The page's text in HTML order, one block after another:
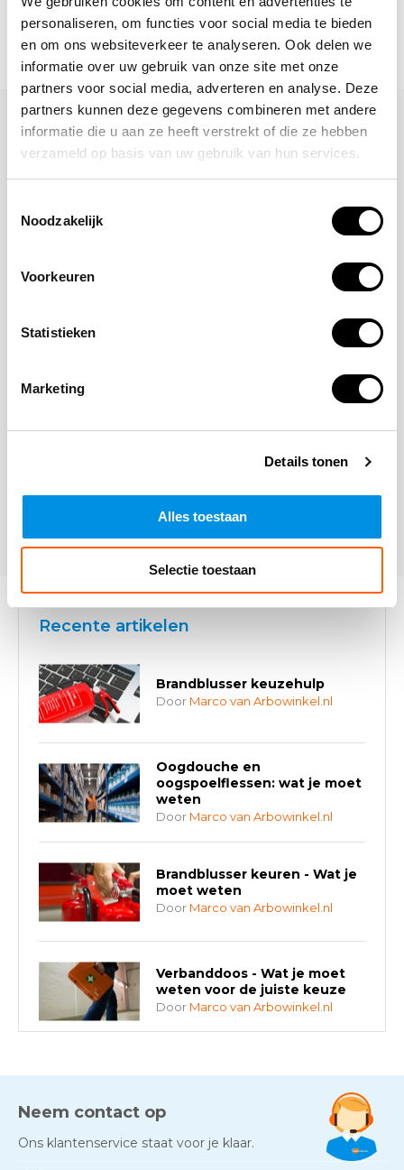
personaliseren, om functies voor social media te bieden
en om ons websiteverkeer te analyseren. Ook delen we
informatie over uw gebruik van onze site met onze
partners voor social media, adverteren en analyse. Deze
partners kunnen deze gegevens combineren met andere
informatie die u aan ze heeft verstrekt of die ze hebben
verzameld op basis van uw gebruik van hun services.
Noodzakelijk
Voorkeuren
Statistieken
Marketing
Details tonen
Alles toestaan
Selectie toestaan
Laat een reactie achter
Opmerking
Recente artikelen
Brandblusser keuzehulp
Door Marco van Arbowinkel.nl
Oogdouche en
oogspoelflessen: wat je moet
weten
Door Marco van Arbowinkel.nl
Brandblusser keuren - Wat je
moet weten
Door Marco van Arbowinkel.nl
Verbanddoos - Wat je moet
weten voor de juiste keuze
Door Marco van Arbowinkel.nl
AED-apparaten - Welke past
Door Marco van Arbowinkel.nl
Neem contact op
Ons klantenservice staat voor je klaar.